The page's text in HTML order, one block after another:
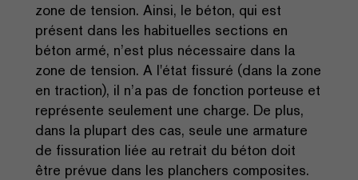
zone de tension. Ainsi, le béton, qui est
présent dans les habituelles sections en
béton armé, n’est plus nécessaire dans la
zone de tension. A l'état fissuré (dans la zone
en traction), il n’a pas de fonction porteuse et
représente seulement une charge. De plus,
dans la plupart des cas, seule une armature
de fissuration liée au retrait du béton doit
être prévue dans les planchers composites.